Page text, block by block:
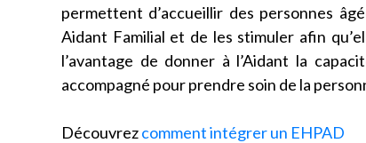
permettent d’accueillir des personnes
Aidant Familial et de les stimuler afin
l’avantage de donner à l’Aidant la
accompagné pour prendre soin de la
Découvrezcomment intégrer un EHPAD